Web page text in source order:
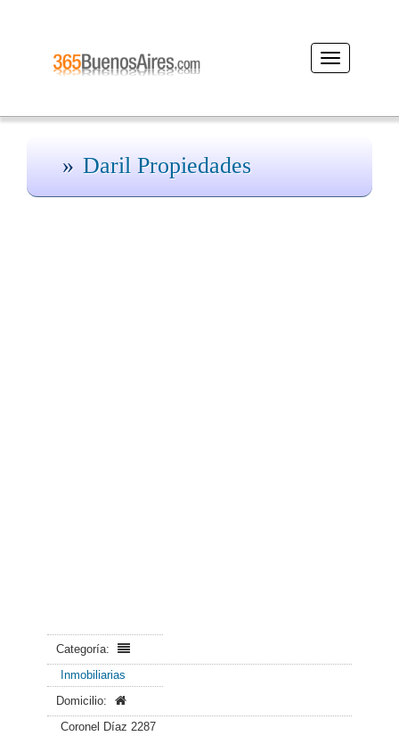
Desplegar
navegación
Daril Propiedades
Categoría:
Inmobiliarias
Domicilio:
Coronel Díaz 2287